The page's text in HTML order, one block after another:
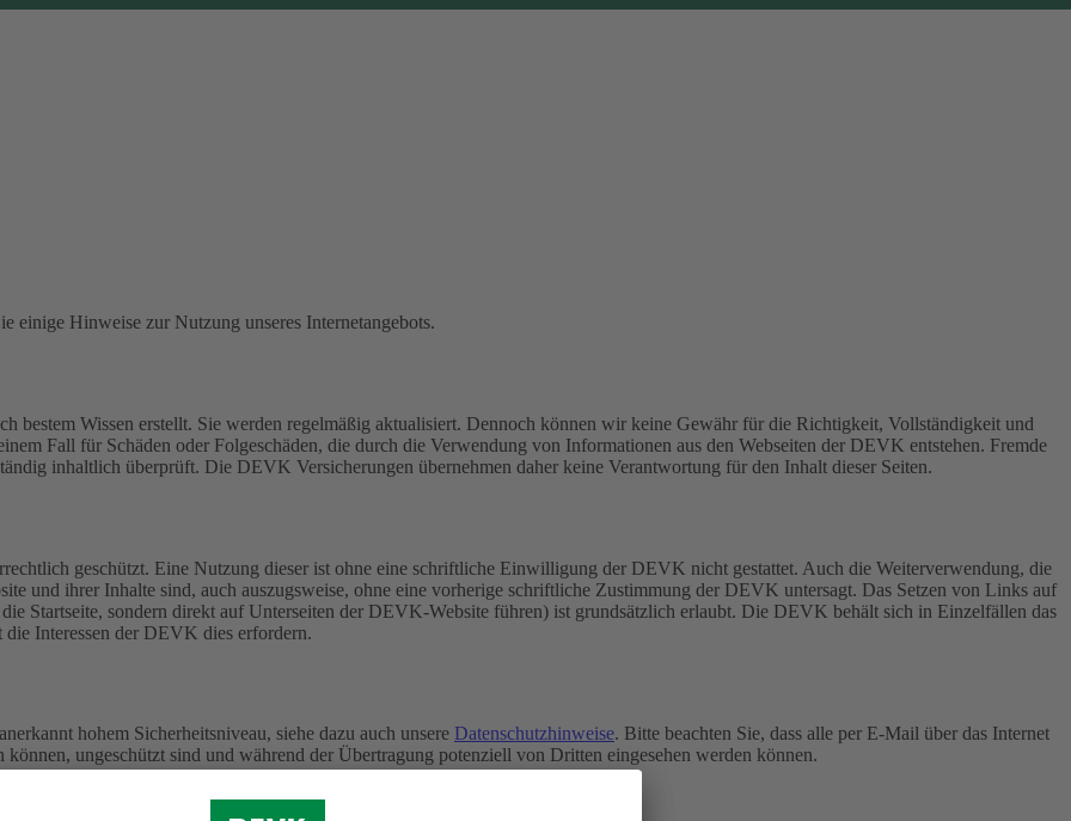
einige Hinweise zur Nutzung unseres Internetangebots.
bestem Wissen erstellt. Sie werden regelmäßig aktualisiert. Dennoch können wir keine Gewähr für die Richtigkeit, Vollständigkeit und
Fall für Schäden oder Folgeschäden, die durch die Verwendung von Informationen aus den Webseiten der DEVK entstehen. Fremde
inhaltlich überprüft. Die DEVK Versicherungen übernehmen daher keine Verantwortung für den Inhalt dieser Seiten.
geschützt. Eine Nutzung dieser ist ohne eine schriftliche Einwilligung der DEVK nicht gestattet. Auch die Weiterverwendung, die
und ihrer Inhalte sind, auch auszugsweise, ohne eine vorherige schriftliche Zustimmung der DEVK untersagt. Das Setzen von Links auf
Startseite, sondern direkt auf Unterseiten der DEVK-Website führen) ist grundsätzlich erlaubt. Die DEVK behält sich in Einzelfällen das
Interessen der DEVK dies erfordern.
hohem Sicherheitsniveau, siehe dazu auch unsere Datenschutzhinweise. Bitte beachten Sie, dass alle per E-Mail über das Internet
ungeschützt sind und während der Übertragung potenziell von Dritten eingesehen werden können.